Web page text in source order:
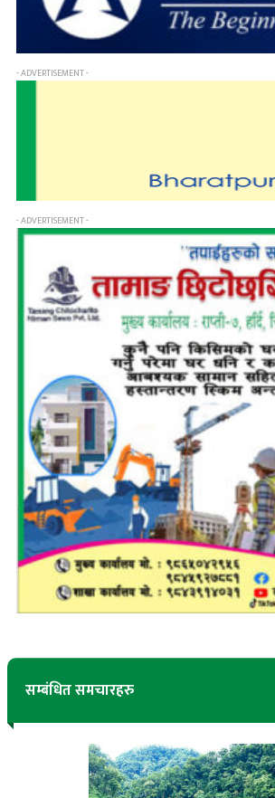
- ADVERTISEMENT -
- ADVERTISEMENT -
सम्बंधित समचारहरु